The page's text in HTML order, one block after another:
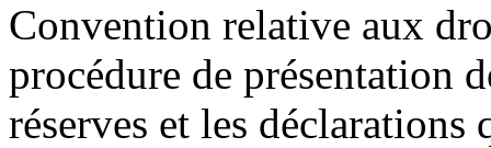
Convention relative aux
procédure de présentation
réserves et les